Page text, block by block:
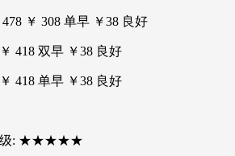
￥ 308 单早 ￥38 良好
418 双早 ￥38 良好
418 单早 ￥38 良好
级: ★★★★★